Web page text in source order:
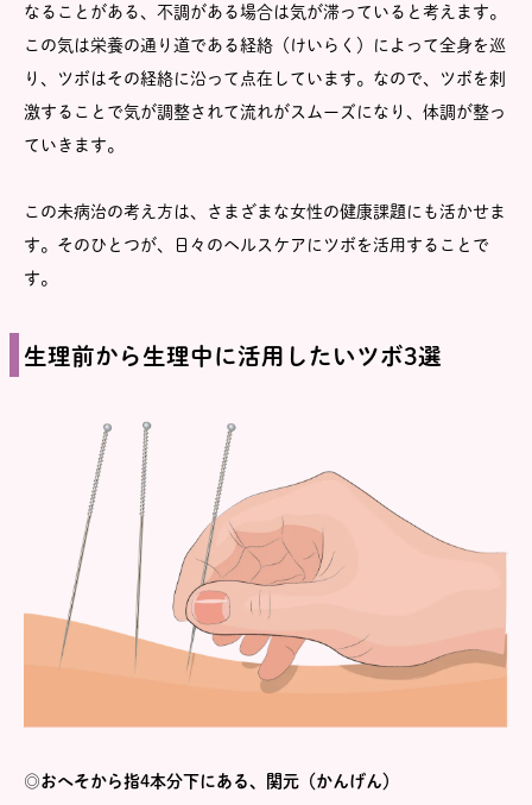
なることがある、不調がある場合は気が滞っていると考えます。
この気は栄養の通り道である経絡（けいらく）によって全身を巡
り、ツボはその経絡に沿って点在しています。なので、ツボを刺
激することで気が調整されて流れがスムーズになり、体調が整っ
ていきます。
この未病治の考え方は、さまざまな女性の健康課題にも活かせま
す。そのひとつが、日々のヘルスケアにツボを活用することで
す。
生理前から生理中に活用したいツボ3選
◎おへそから指4本分下にある、関元（かんげん）